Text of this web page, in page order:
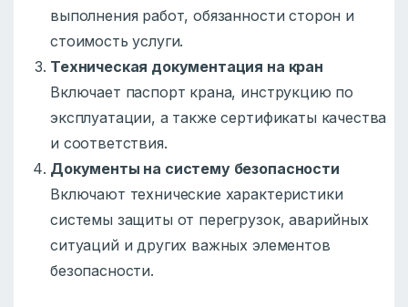
выполнения работ, обязанности сторон и
стоимость услуги.
Техническая документация на кран
Включает паспорт крана, инструкцию по
эксплуатации, а также сертификаты качества
и соответствия.
Документы на систему безопасности
Включают технические характеристики
системы защиты от перегрузок, аварийных
ситуаций и других важных элементов
безопасности.